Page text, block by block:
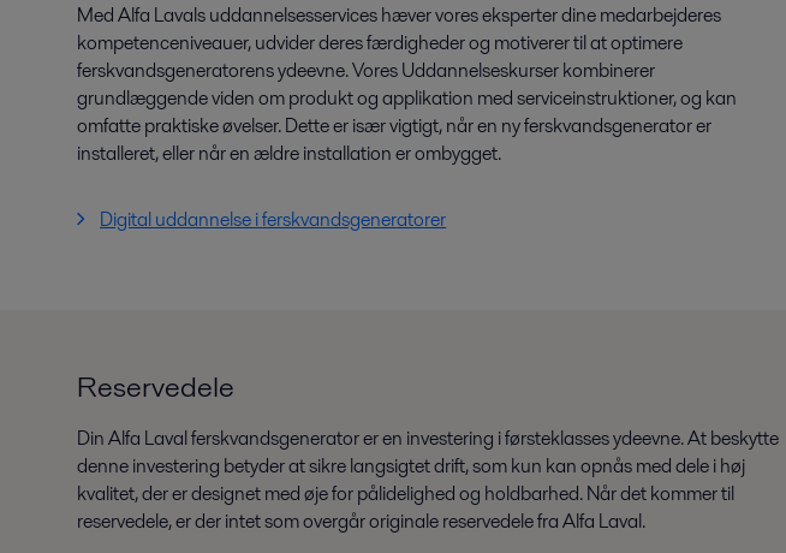
Med Alfa Lavals uddannelsesservices hæver vores eksperter dine medarbejderes
kompetenceniveauer, udvider deres færdigheder og motiverer til at optimere
ferskvandsgeneratorens ydeevne. Vores Uddannelseskurser kombinerer
grundlæggende viden om produkt og applikation med serviceinstruktioner, og kan
omfatte praktiske øvelser. Dette er især vigtigt, når en ny ferskvandsgenerator er
installeret, eller når en ældre installation er ombygget.
Digital uddannelse i ferskvandsgeneratorer
Reservedele
Din Alfa Laval ferskvandsgenerator er en investering i førsteklasses ydeevne. At beskytte
denne investering betyder at sikre langsigtet drift, som kun kan opnås med dele i høj
kvalitet, der er designet med øje for pålidelighed og holdbarhed. Når det kommer til
reservedele, er der intet som overgår originale reservedele fra Alfa Laval.